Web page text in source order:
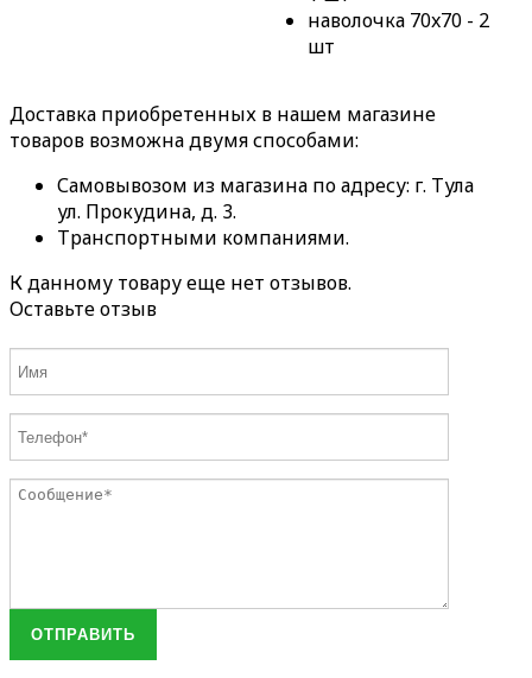
наволочка 70x70 - 2
шт
Доставка приобретенных в нашем магазине
товаров возможна двумя способами:
Самовывозом из магазина по адресу: г. Тула
ул. Прокудина, д. 3.
Транспортными компаниями.
К данному товару еще нет отзывов.
Оставьте отзыв
ОТПРАВИТЬ